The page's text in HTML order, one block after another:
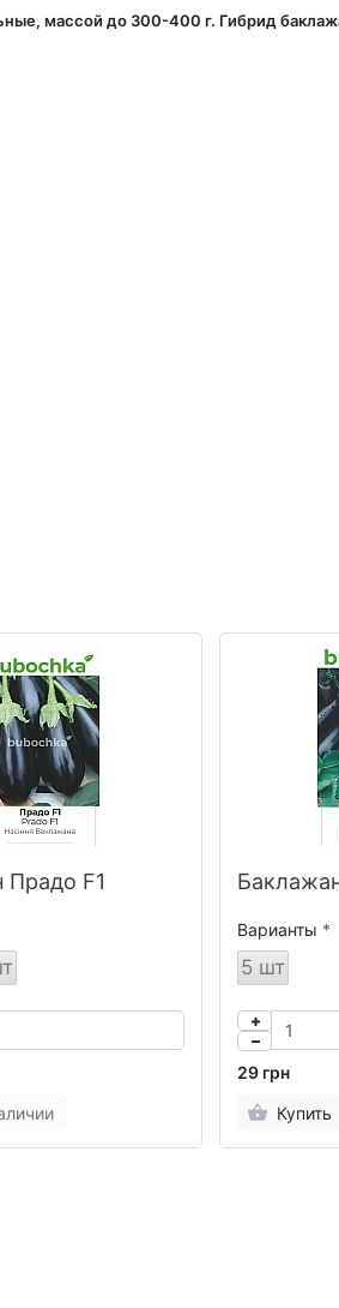
массой до 300-400 г. Гибрид
Прадо F1
Варианты
5 шт
29 грн
Купить